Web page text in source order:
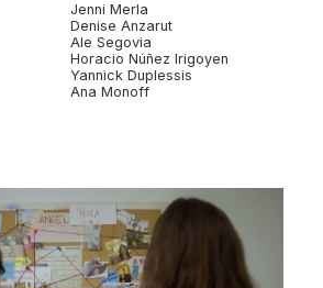
Jenni Merla
Denise Anzarut
Ale Segovia
Horacio Núñez Irigoyen
Yannick Duplessis
Ana Monoff